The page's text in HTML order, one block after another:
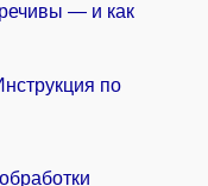
— и как
по